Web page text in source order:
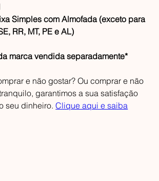
Simples com Almofada (exceto para
RR, MT, PE e AL)
marca vendida separadamente*
e não gostar? Ou comprar e não
garantimos a sua satisfação
seu dinheiro.Clique aqui e saiba